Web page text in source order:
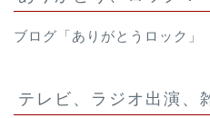
ブログ「ありがとうロック」
テレビ、ラジオ出演、